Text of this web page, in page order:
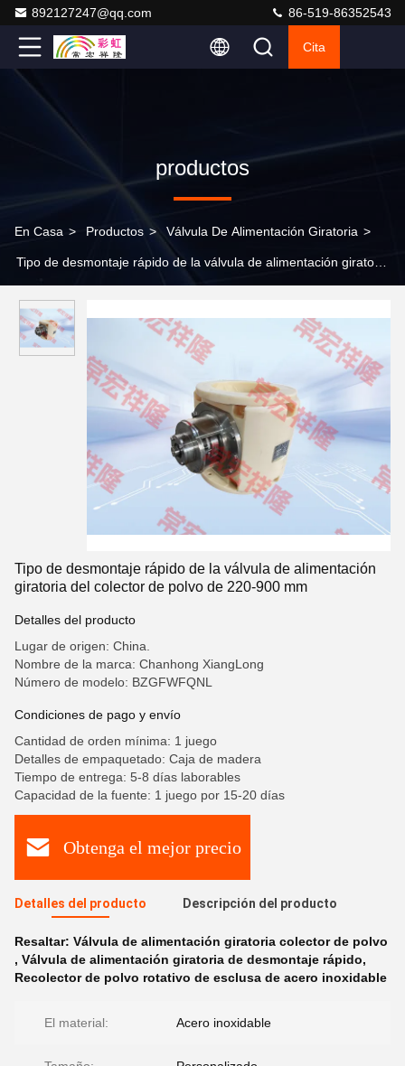
892127247@qq.com 86-519-86352543
Cita
productos
En Casa > Productos > Válvula De Alimentación Giratoria >
Tipo de desmontaje rápido de la válvula de alimentación giratoria
Tipo de desmontaje rápido de la válvula de alimentación
giratoria del colector de polvo de 220-900 mm
Detalles del producto
Lugar de origen: China.
Nombre de la marca: Chanhong XiangLong
Número de modelo: BZGFWFQNL
Condiciones de pago y envío
Cantidad de orden mínima: 1 juego
Detalles de empaquetado: Caja de madera
Tiempo de entrega: 5-8 días laborables
Capacidad de la fuente: 1 juego por 15-20 días
Obtenga el mejor precio
Detalles del producto Descripción del producto
Resaltar: Válvula de alimentación giratoria colector de polvo
, Válvula de alimentación giratoria de desmontaje rápido,
Recolector de polvo rotativo de esclusa de acero inoxidable
El material: Acero inoxidable